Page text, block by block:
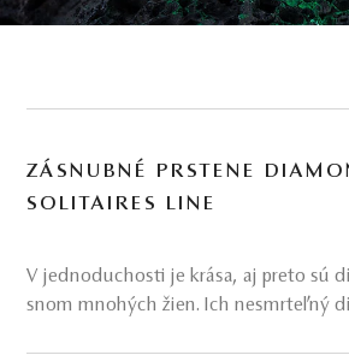
ZÁSNUBNÉ PRSTENE
SOLITAIRES LINE
V jednoduchosti je krása, aj preto sú
snom mnohých žien. Ich nesmrteľný